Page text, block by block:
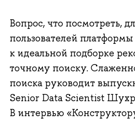
Вопрос, что посмотреть,
пользователей
к идеальной подборке
точному поиску.
поиска руководит
Senior Data Scientist
В интервью